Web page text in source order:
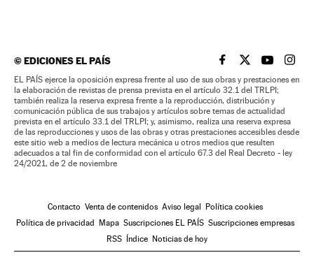
©EDICIONES EL PAÍS EL PAÍS BRASIL EN
EL PAÍSEL PAÍS
EL
EL PAÍS ejerce la oposición expresa frente al uso de sus obras y prestaciones en
la elaboración de revistas de prensa prevista en el artículo 32.1 del TRLPI;
también realiza la reserva expresa frente a la reproducción, distribución y
comunicación pública de sus trabajos y artículos sobre temas de actualidad
prevista en el artículo 33.1 del TRLPI; y, asimismo, realiza una reserva expresa
de las reproducciones y usos de las obras y otras prestaciones accesibles desde
este sitio web a medios de lectura mecánica u otros medios que resulten
adecuados a tal fin de conformidad con el artículo 67.3 del Real Decreto - ley
24/2021, de 2 de noviembre
Contacto Venta de contenidos Aviso legal
Política cookies
Política de privacidad
Mapa Suscripciones EL PAÍS Suscripciones empresas
RSS
Índice Noticias de hoy